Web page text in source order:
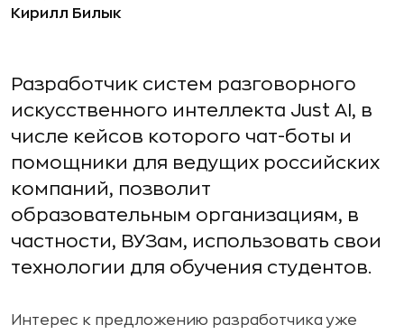
Кирилл Билык
Разработчик систем разговорного
искусственного интеллекта Just AI, в
числе кейсов которого чат-боты и
помощники для ведущих российских
компаний, позволит
образовательным организациям, в
частности, ВУЗам, использовать свои
технологии для обучения студентов.
Интерес к предложению разработчика уже